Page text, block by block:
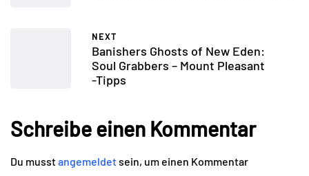
NEXT
Banishers Ghosts of New Eden:
Soul Grabbers – Mount Pleasant
-Tipps
Schreibe einen Kommentar
Du musstangemeldetsein, um einen Kommentar